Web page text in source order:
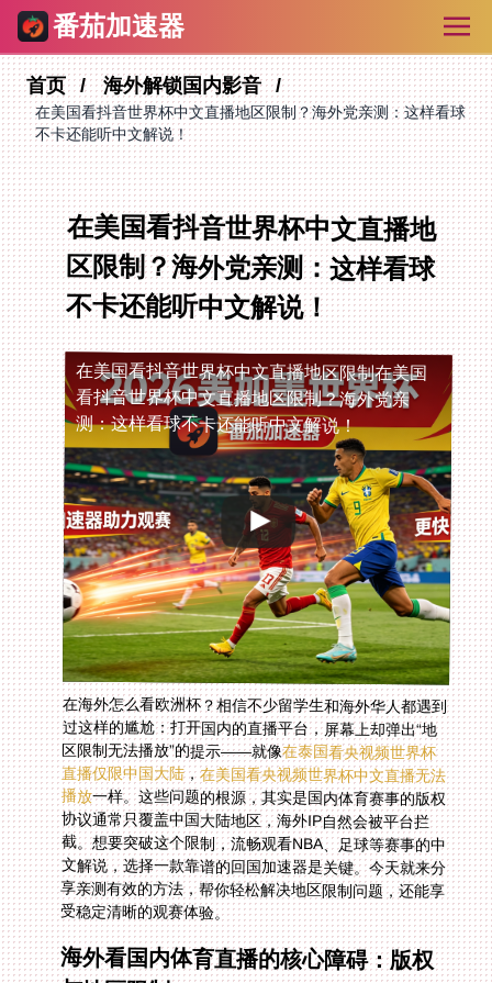
番茄加速器
首页 海外解锁国内影音
在美国看抖音世界杯中文直播地区限制？海外党亲测：这样看球
不卡还能听中文解说！
在美国看抖音世界杯中文直播地
区限制？海外党亲测：这样看球
不卡还能听中文解说！
在美国看抖音世界杯中文直播地区限制在美国
看抖音世界杯中文直播地区限制？海外党亲
测：这样看球不卡还能听中文解说！
在海外怎么看欧洲杯？相信不少留学生和海外华人都遇到
过这样的尴尬：打开国内的直播平台，屏幕上却弹出“地
区限制无法播放”的提示——就像在泰国看央视频世界杯
直播仅限中国大陆，在美国看央视频世界杯中文直播无法
播放一样。这些问题的根源，其实是国内体育赛事的版权
协议通常只覆盖中国大陆地区，海外IP自然会被平台拦
截。想要突破这个限制，流畅观看NBA、足球等赛事的中
文解说，选择一款靠谱的回国加速器是关键。今天就来分
享亲测有效的方法，帮你轻松解决地区限制问题，还能享
受稳定清晰的观赛体验。
海外看国内体育直播的核心障碍：版权